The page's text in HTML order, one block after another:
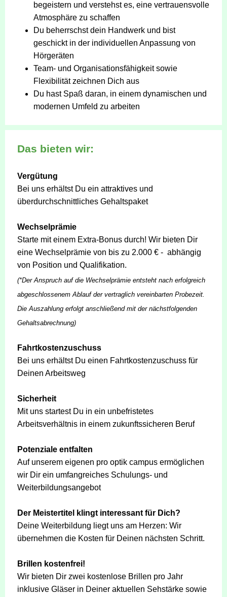
begeistern und verstehst es, eine vertrauensvolle
Atmosphäre zu schaffen
Du beherrschst dein Handwerk und bist
geschickt in der individuellen Anpassung von
Hörgeräten
Team- und Organisationsfähigkeit sowie
Flexibilität zeichnen Dich aus
Du hast Spaß daran, in einem dynamischen und
modernen Umfeld zu arbeiten
Das bieten wir:
Vergütung
Bei uns erhältst Du ein attraktives und
überdurchschnittliches Gehaltspaket
Wechselprämie
Starte mit einem Extra-Bonus durch! Wir bieten Dir
eine Wechselprämie von bis zu 2.000 € - abhängig
von Position und Qualifikation.
(*Der Anspruch auf die Wechselprämie entsteht nach erfolgreich
abgeschlossenem Ablauf der vertraglich vereinbarten Probezeit.
Die Auszahlung erfolgt anschließend mit der nächstfolgenden
Gehaltsabrechnung)
Fahrtkostenzuschuss
Bei uns erhältst Du einen Fahrtkostenzuschuss für
Deinen Arbeitsweg
Sicherheit
Mit uns startest Du in ein unbefristetes
Arbeitsverhältnis in einem zukunftssicheren Beruf
Potenziale entfalten
Auf unserem eigenen pro optik campus ermöglichen
wir Dir ein umfangreiches Schulungs- und
Weiterbildungsangebot
Der Meistertitel klingt interessant für Dich?
Deine Weiterbildung liegt uns am Herzen: Wir
übernehmen die Kosten für Deinen nächsten Schritt.
Brillen kostenfrei!
Wir bieten Dir zwei kostenlose Brillen pro Jahr
inklusive Gläser in Deiner aktuellen Sehstärke sowie